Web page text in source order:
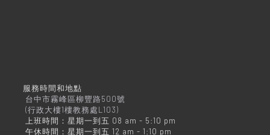
服務時間和地點
台中市霧峰區柳豐路500號
(行政大樓1樓教務處L103)
上班時間：星期一到五 08 am - 5:10 pm
午休時間：星期一到五 12 am - 1:10 pm